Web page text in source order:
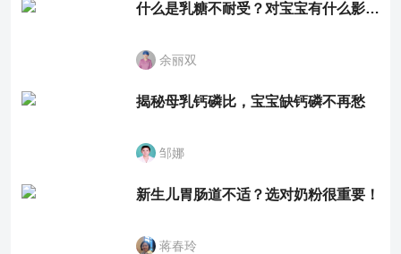
什么是乳糖不耐受？对宝宝有什么影响？
余丽双
揭秘母乳钙磷比，宝宝缺钙磷不再愁
邹娜
新生儿胃肠道不适？选对奶粉很重要！
蒋春玲